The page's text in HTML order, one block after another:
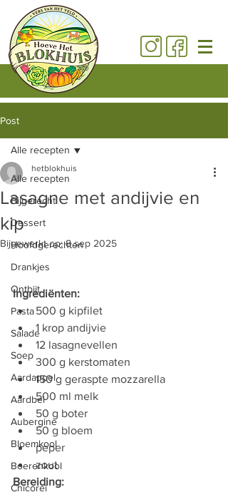
Post
Alle recepten
Bijgerecht
Dessert
Hoofdgerechten
Drankjes
Ontbijt
Pasta
Salade
Soep
Aardappel
Aardbei
Aubergine
Bloemkool
Boerenkool
Chicorei
Alle recepten
Lasagne met andijvie en
kip
hetblokhuis
Bijgewerkt op:8 sep 2025
Ingrediënten:
500 g kipfilet
1 krop andijvie
12 lasagnevellen
300 g kerstomaten
150 g geraspte mozzarella
500 ml melk
50 g boter
50 g bloem
peper
zout
Bereiding: